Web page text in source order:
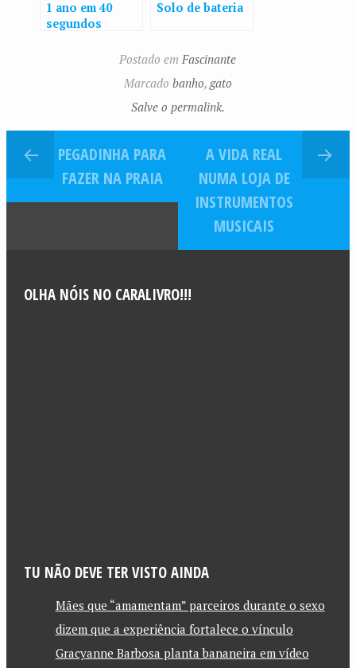
1 ano em 40
segundos
Solo de bateria
Postado emFascinante
Marcado banho,gato
Salve o permalink.
PEGADINHA PARA
FAZER NA PRAIA
A VIDA REAL
NUMA LOJA DE
INSTRUMENTOS
MUSICAIS
OLHA NÓIS NO CARALIVRO!!!
TU NÃO DEVE TER VISTO AINDA
Mães que “amamentam” parceiros durante o sexo
dizem que a experiência fortalece o vínculo
Gracyanne Barbosa planta bananeira em vídeo